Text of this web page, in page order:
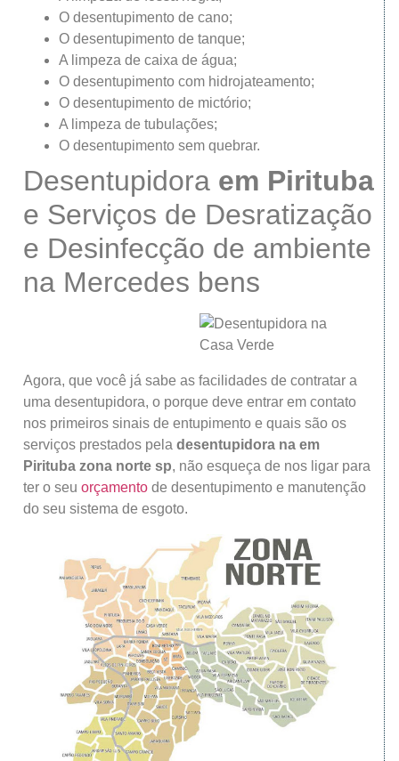
O desentupimento de cano;
O desentupimento de tanque;
A limpeza de caixa de água;
O desentupimento com hidrojateamento;
O desentupimento de mictório;
A limpeza de tubulações;
O desentupimento sem quebrar.
Desentupidora em Pirituba
e Serviços de Desratização
e Desinfecção de ambiente
na Mercedes bens
Agora, que você já sabe as facilidades de contratar a
uma desentupidora, o porque deve entrar em contato
nos primeiros sinais de entupimento e quais são os
serviços prestados pela desentupidora na em
Pirituba zona norte sp, não esqueça de nos ligar para
ter o seu orçamento de desentupimento e manutenção
do seu sistema de esgoto.